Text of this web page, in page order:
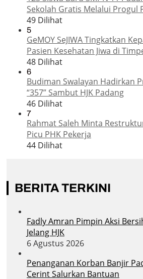
Sekolah Gratis Melalui Progul
49 Dilihat
5
GeMOY SeJIWA Tingkatkan
Pasien Kesehatan Jiwa di
48 Dilihat
6
Budiman Swalayan Hadirkan
“357” Sambut HJK Padang
46 Dilihat
7
Rahmat Saleh Minta
Picu PHK Pekerja
44 Dilihat
BERITA TERKINI
Fadly Amran Pimpin Aksi
Jelang HJK
6 Agustus 2026
Penanganan Korban Banjir
Cerint Salurkan Bantuan